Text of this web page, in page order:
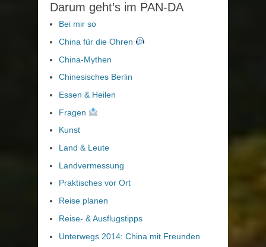
Darum geht’s im PAN-DA
Bei mir so
China für die Ohren
China-Mythen
Chinesisches Berlin
Essen & Heilen
Fragen
Kunst
Land & Leute
Landvermessung
Praktisches vor Ort
Reise planen
Reise- & Ausflugstipps
Unterwegs 2014: China mit Freunden